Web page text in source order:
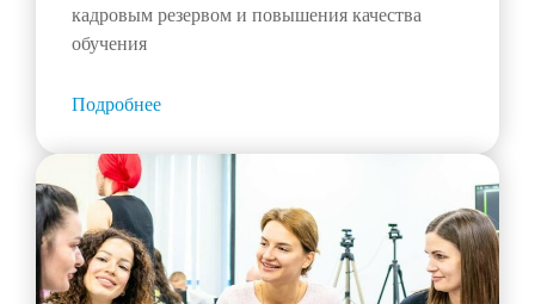
кадровым резервом и повышения качества
обучения
Подробнее